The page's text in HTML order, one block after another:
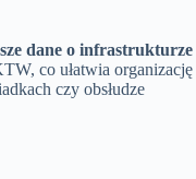
dane o infrastrukturze
co ułatwia organizację
czy obsłudze